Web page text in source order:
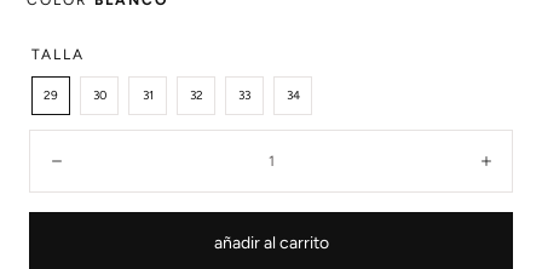
TALLA
29 30 31 32 33 34
añadir al carrito